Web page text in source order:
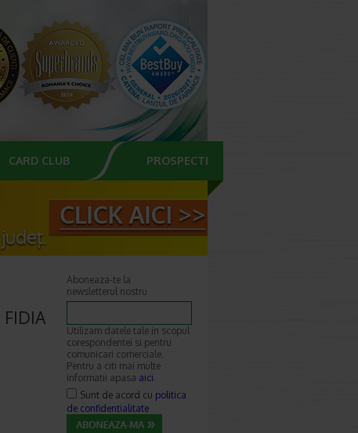
CARD CLUB PROSPECTE
Aboneaza-te la
newsletterul nostru
Utilizam datele tale in scopul
corespondentei si pentru
comunicari comerciale.
Pentru a citi mai multe
informatii apasa aici.
Sunt de acord cu politica
de confidentialitate